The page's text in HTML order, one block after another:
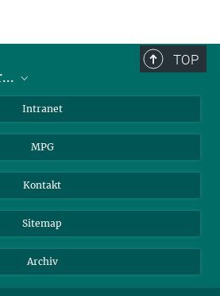
TOP
Intranet
MPG
Kontakt
Sitemap
Archiv